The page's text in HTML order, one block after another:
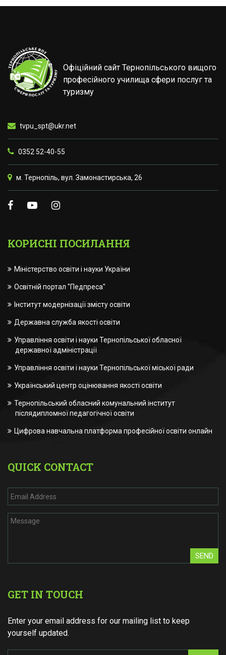
Офіційний сайт Тернопільського вищого
професійного училища сфери послуг та
туризму
tvpu_spt@ukr.net
0352 52-40-55
м. Тернопіль, вул. Замонастирська, 26
КОРИСНІ ПОСИЛАННЯ
Міністерство освіти і науки України
Освітній портал "Педпреса"
Інститут модернізації змісту освіти
Державна служба якості освіти
Управління освіти і науки Тернопільської обласної
державної адміністрації
Управління освіти і науки Тернопільської міської ради
Український центр оцінювання якості освіти
Тернопільський обласний комунальний інститут
післядипломної педагогічної освіти
Цифрова навчальна платформа професійної освіти онлайн
QUICK CONTACT
SEND
GET IN TOUCH
Enter your email address for our mailing list to keep
yourself updated.